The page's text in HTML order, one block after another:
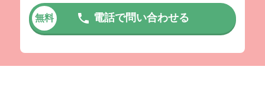
無料 電話で問い合わせる